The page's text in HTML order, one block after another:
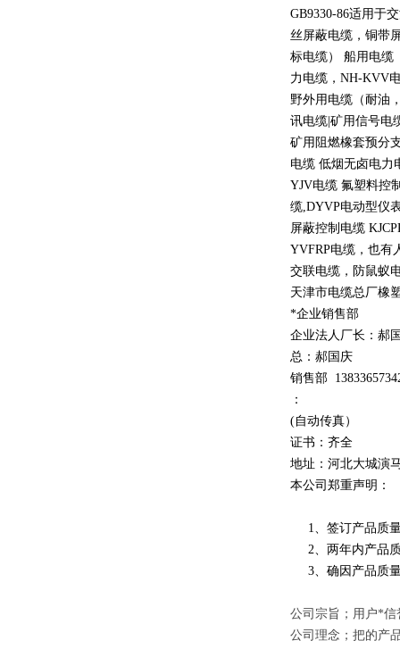
GB9330-86适用于
丝屏蔽电缆，铜带
标电缆） 船用电缆
力电缆， NH-KVV
野外用电缆（耐油
讯电缆 矿用信号电
矿用阻燃橡套预分
电缆 低烟无卤电力
YJV电缆 氟塑料控
缆,DYVP电动型仪
屏蔽控制电缆
YVFRP电缆，也有
交联电缆，防鼠蚁
天津市电缆总厂橡
*企业销售部
企业法人厂长：郝
总：郝国庆
销售部 13833
：
(自动传真）
证书：齐全
地址：河北大城演
本公司郑重声明：
1、签订产品质量
2、两年内产品质
3、确因产品质量
公司宗旨；用户*
公司理念；把的产